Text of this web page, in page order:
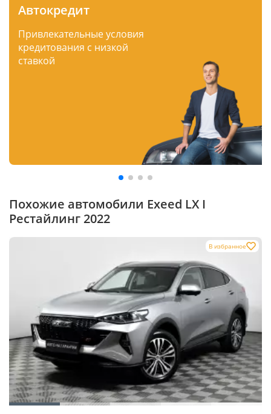
Автокредит
Привлекательные условия
кредитования с низкой
ставкой
Похожие автомобили Exeed LX I
Рестайлинг 2022
В избранное